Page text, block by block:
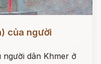
của người
dân Khmer ở